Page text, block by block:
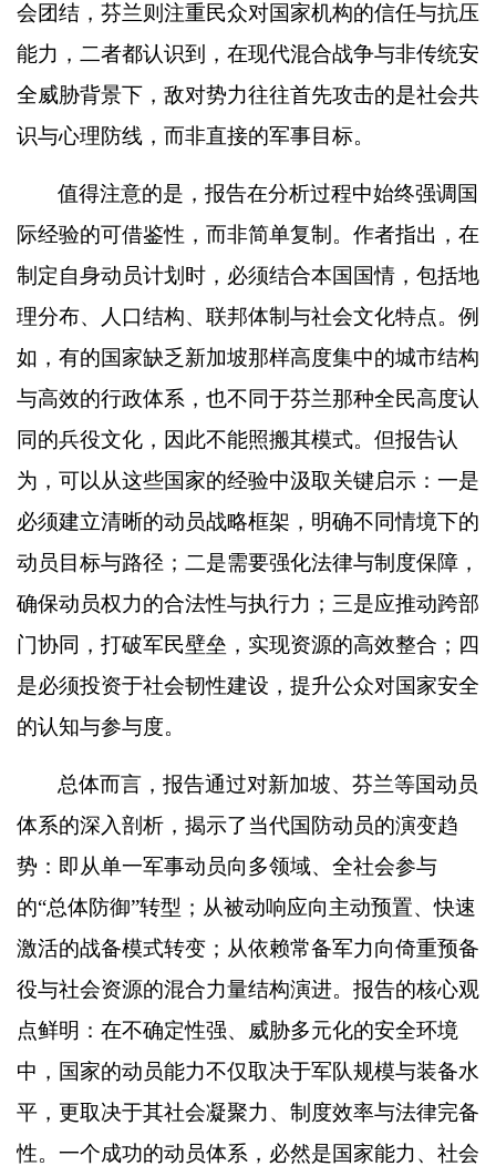
会团结，芬兰则注重民众对国家机构的信任与抗压
能力，二者都认识到，在现代混合战争与非传统安
全威胁背景下，敌对势力往往首先攻击的是社会共
识与心理防线，而非直接的军事目标。
值得注意的是，报告在分析过程中始终强调国
际经验的可借鉴性，而非简单复制。作者指出，在
制定自身动员计划时，必须结合本国国情，包括地
理分布、人口结构、联邦体制与社会文化特点。例
如，有的国家缺乏新加坡那样高度集中的城市结构
与高效的行政体系，也不同于芬兰那种全民高度认
同的兵役文化，因此不能照搬其模式。但报告认
为，可以从这些国家的经验中汲取关键启示：一是
必须建立清晰的动员战略框架，明确不同情境下的
动员目标与路径；二是需要强化法律与制度保障，
确保动员权力的合法性与执行力；三是应推动跨部
门协同，打破军民壁垒，实现资源的高效整合；四
是必须投资于社会韧性建设，提升公众对国家安全
的认知与参与度。
总体而言，报告通过对新加坡、芬兰等国动员
体系的深入剖析，揭示了当代国防动员的演变趋
势：即从单一军事动员向多领域、全社会参与
的“总体防御”转型；从被动响应向主动预置、快速
激活的战备模式转变；从依赖常备军力向倚重预备
役与社会资源的混合力量结构演进。报告的核心观
点鲜明：在不确定性强、威胁多元化的安全环境
中，国家的动员能力不仅取决于军队规模与装备水
平，更取决于其社会凝聚力、制度效率与法律完备
性。一个成功的动员体系，必然是国家能力、社会